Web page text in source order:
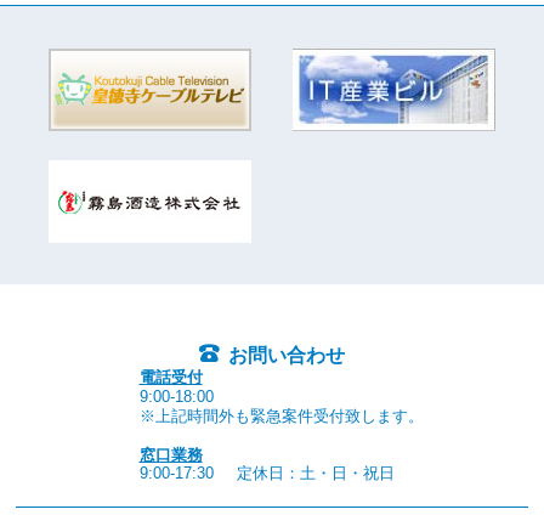
お問い合わせ
電話受付
9:00-18:00
※上記時間外も緊急案件受付致します。
窓口業務
9:00-17:30
定休日：土・日・祝日